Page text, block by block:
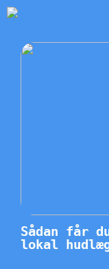
Sådan får
lokal